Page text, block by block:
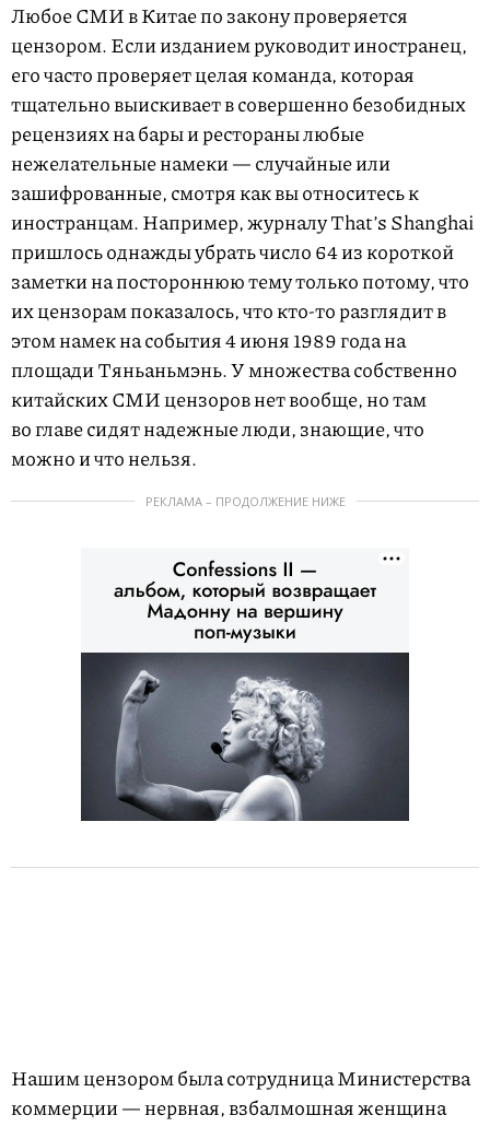
Любое СМИ в Китае по закону проверяется
цензором. Если изданием руководит иностранец,
его часто проверяет целая команда, которая
тщательно выискивает в совершенно безобидных
рецензиях на бары и рестораны любые
нежелательные намеки — случайные или
зашифрованные, смотря как вы относитесь к
иностранцам. Например, журналу That’s Shanghai
пришлось однажды убрать число 64 из короткой
заметки на постороннюю тему только потому, что
их цензорам показалось, что кто-то разглядит в
этом намек на события 4 июня 1989 года на
площади Тяньаньмэнь. У множества собственно
китай­ских СМИ цензоров нет вообще, но там
во главе сидят надежные люди, знающие, что
можно и что нельзя.
РЕКЛАМА – ПРОДОЛЖЕНИЕ НИЖЕ
Нашим цензором была сотрудница Министерства
коммерции — нервная, взбалмошная женщина